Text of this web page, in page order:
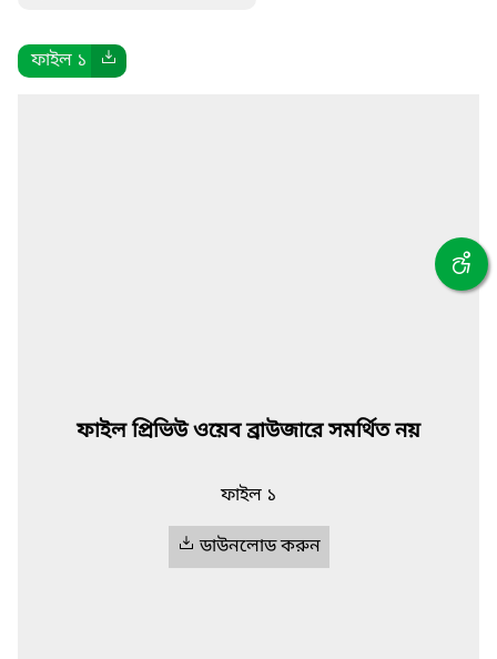
ফাইল ১
ফাইল প্রিভিউ ওয়েব ব্রাউজারে সমর্থিত নয়
ফাইল ১
ডাউনলোড করুন